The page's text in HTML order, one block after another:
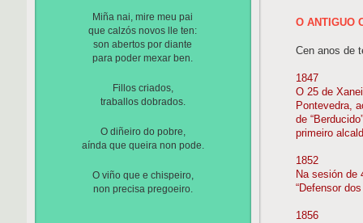
O ANTIGUO
Cen anos de
1847
O 25 de
Pontevedra,
de
primeiro
1852
Na sesión de
“Defensor
1856
Miña nai, mire meu pai
que calzós novos lle ten:
son abertos por diante
para poder mexar ben.
Fillos criados,
traballos dobrados.
O diñeiro do pobre,
aínda que queira non pode.
O viño que e chispeiro,
non precisa pregoeiro.